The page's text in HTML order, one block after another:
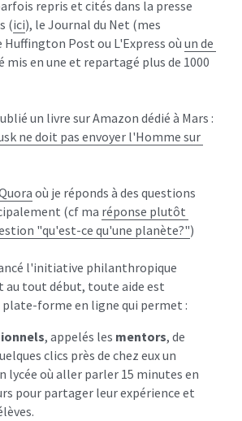
repris et cités dans la presse
(ici), le Journal du Net (mes
Huffington Post ou L'Express où un de
mis en une et repartagé plus de 1000
ne doit pas envoyer l'Homme sur
où je réponds à des questions
(cf ma réponse plutôt
"qu'est-ce qu'une planète?")
au tout début, toute aide est
plate-forme en ligne qui permet :
, appelés les mentors, de
clics près de chez eux un
lycée où aller parler 15 minutes en
pour partager leur expérience et